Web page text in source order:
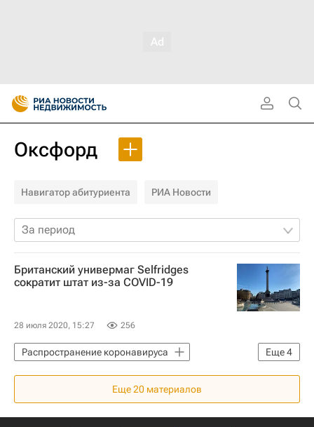
Оксфорд
Навигатор абитуриента РИА Новости
За период
Британский универмаг Selfridges
сократит штат из-за COVID-19
28 июля 2020, 15:27 256
Еще4
Распространение коронавируса
Лондон
Великобритания
Торговая недвижимость
Коронавирус COVID-19
Еще20 материалов